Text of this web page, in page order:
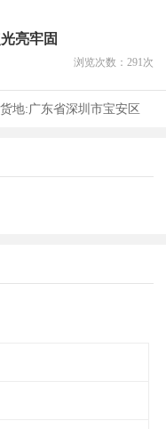
亮牢固
浏览次数： 291次
地:广东省深圳市宝安区